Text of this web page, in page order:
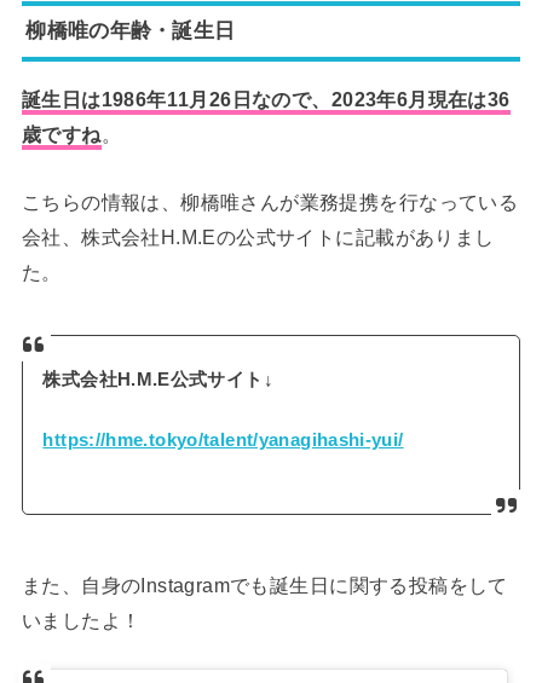
柳橋唯の年齢・誕生日
誕生日は1986年11月26日なので、2023年6月現在は36
歳ですね。
こちらの情報は、柳橋唯さんが業務提携を行なっている
会社、株式会社H.M.Eの公式サイトに記載がありまし
た。
株式会社H.M.E公式サイト↓
https://hme.tokyo/talent/yanagihashi-yui/
また、自身のInstagramでも誕生日に関する投稿をして
いましたよ！